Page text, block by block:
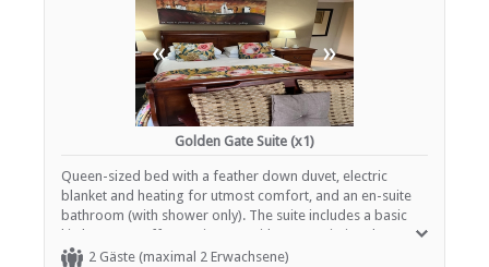
« »
Golden Gate Suite (x1)
Queen-sized bed with a feather down duvet, electric
blanket and heating for utmost comfort, and an en-suite
bathroom (with shower only). The suite includes a basic
kitchenette, coffee station, TV with DSTV, Wi-Fi and a
private outside seating area.
2 Gäste (maximal 2 Erwachsene)